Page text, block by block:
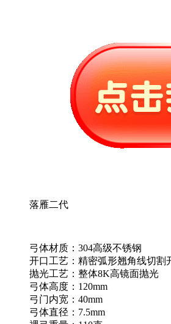
落雁二代
弓体材质：304高级不锈钢
开口工艺：精密弧形翘角线切割
抛光工艺：整体8K高镜面抛光
弓体高度：120mm
弓门内宽：40mm
弓体直径：7.5mm